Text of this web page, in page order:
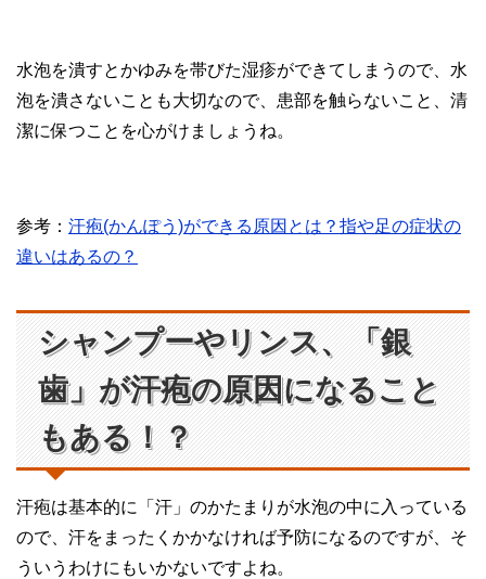
水泡を潰すとかゆみを帯びた湿疹ができてしまうので、水
泡を潰さないことも大切なので、患部を触らないこと、清
潔に保つことを心がけましょうね。
参考： 汗疱(かんぽう)ができる原因とは？指や足の症状の
違いはあるの？
シャンプーやリンス、「銀
歯」が汗疱の原因になること
もある！？
汗疱は基本的に「汗」のかたまりが水泡の中に入っている
ので、汗をまったくかかなければ予防になるのですが、そ
ういうわけにもいかないですよね。